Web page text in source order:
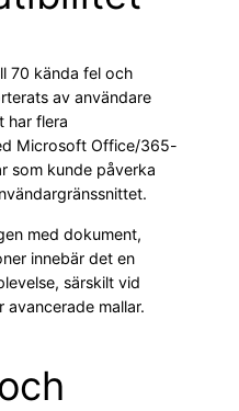
70 kända fel och
av användare
har flera
Microsoft Office/365-
som kunde påverka
med dokument,
innebär det en
särskilt vid
avancerade mallar.